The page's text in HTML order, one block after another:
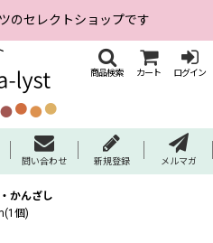
のセレクトショップです
商品検索 カート ログイン
問い合わせ 新規登録 メルマガ
かんざし
個)